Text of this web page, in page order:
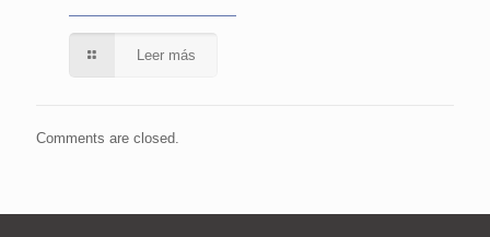
Leer más
Comments are closed.